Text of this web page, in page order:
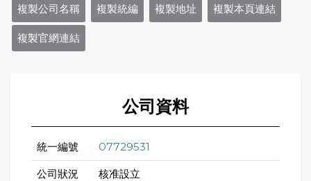
複製公司名稱 複製統編 複製地址 複製本頁連結
複製官網連結
公司資料
統一編號 07729531
公司狀況
核准設立